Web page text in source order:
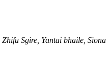
Sgìre, Yantai bhaile, Sìona